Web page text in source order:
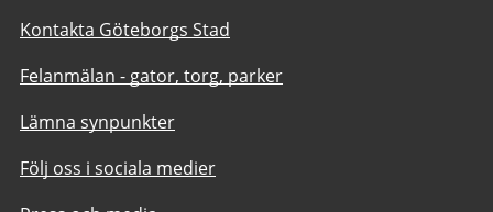
Kontakta Göteborgs Stad
Felanmälan - gator, torg, parker
Lämna synpunkter
Följ oss i sociala medier